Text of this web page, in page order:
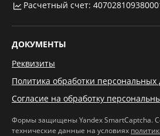
Расчетный счет:
ДОКУМЕНТЫ
Реквизиты
Политика обработки
Согласие на обработку
Формы защищены Yandex SmartCaptcha.
технические данные на условиях